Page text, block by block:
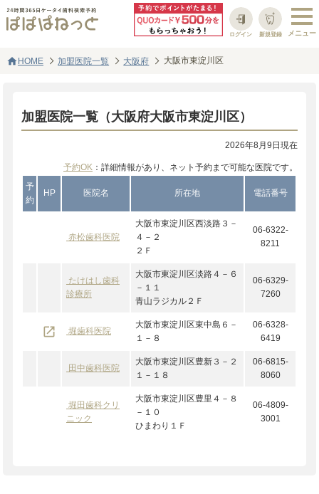
新規登録
ログイン
homeHOME 加盟医院一覧 大阪府 大阪市東淀川区
加盟医院一覧（大阪府大阪市東淀川区）
2026年8月9日現在
予約OK：詳細情報があり、ネット予約まで可能な医院です。
予
約
HP 医院名 所在地 電話番号
赤松歯科医院
大阪市東淀川区西淡路３－
４－２
２Ｆ
06-6322-
8211
たけはし歯科
診療所
大阪市東淀川区淡路４－６
－１１
青山ラジカル２Ｆ
06-6329-
7260
launch 堀歯科医院
大阪市東淀川区東中島６－
１－８
06-6328-
6419
田中歯科医院
大阪市東淀川区豊新３－２
１－１８
06-6815-
8060
堀田歯科クリ
ニック
大阪市東淀川区豊里４－８
－１０
ひまわり１Ｆ
06-4809-
3001